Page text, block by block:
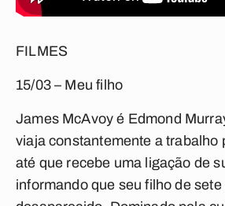
FILMES
15/03 – Meu filho
James McAvoy é Edmond
viaja constantemente a trabalho
até que recebe uma ligação de
informando que seu filho de